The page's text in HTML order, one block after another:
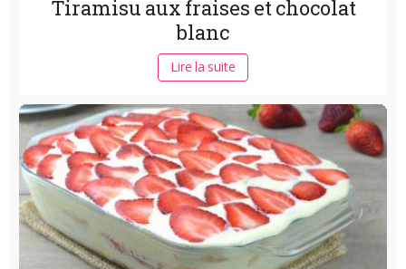
Tiramisu aux fraises et chocolat
blanc
Lire la suite